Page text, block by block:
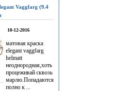
Vaggfarg (9.4
10-12-2016
матовая краска
elegant vaggfarg
helmatt
неоднородная,хоть
процеживай сквозь
марлю.Попадаются
полно к ...